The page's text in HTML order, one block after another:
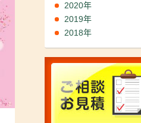
2020年
2019年
2018年